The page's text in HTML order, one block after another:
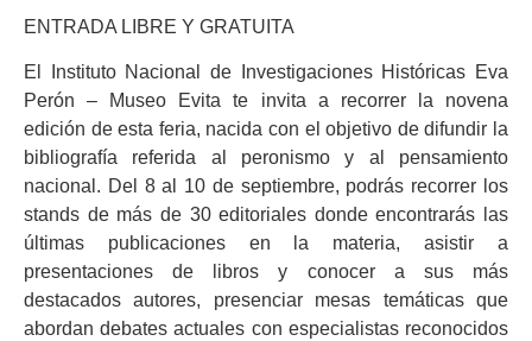
ENTRADA LIBRE Y GRATUITA
El Instituto Nacional de Investigaciones Históricas Eva
Perón – Museo Evita te invita a recorrer la novena
edición de esta feria, nacida con el objetivo de difundir la
bibliografía referida al peronismo y al pensamiento
nacional. Del 8 al 10 de septiembre, podrás recorrer los
stands de más de 30 editoriales donde encontrarás las
últimas publicaciones en la materia, asistir a
presentaciones de libros y conocer a sus más
destacados autores, presenciar mesas temáticas que
abordan debates actuales con especialistas reconocidos